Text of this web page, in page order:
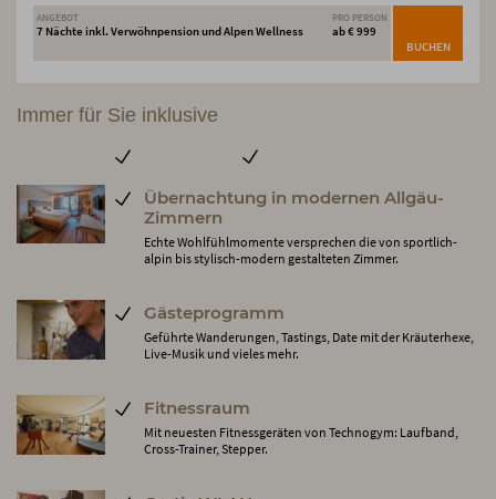
ANGEBOT
7 Nächte inkl. Verwöhnpension und Alpen Wellness
PRO PERSON
ab € 999
BUCHEN
Immer für Sie inklusive
Übernachtung in modernen Allgäu-
Zimmern
Echte Wohlfühlmomente versprechen die von sportlich-
alpin bis stylisch-modern gestalteten Zimmer.
Gästeprogramm
Geführte Wanderungen, Tastings, Date mit der Kräuterhexe,
Live-Musik und vieles mehr.
Fitnessraum
Mit neuesten Fitnessgeräten von Technogym: Laufband,
Cross-Trainer, Stepper.